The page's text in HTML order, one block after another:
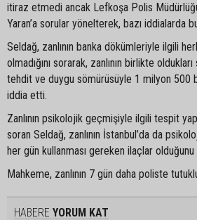
itiraz etmedi ancak Lefkoşa Polis
Yaran’a sorular yönelterek, bazı iddialarda
Seldağ, zanlının banka dökümleriyle ilgili
olmadığını sorarak, zanlının birlikte
tehdit ve duygu sömürüsüyle 1 milyon 500
iddia etti.
Zanlının psikolojik geçmişiyle ilgili tespit
soran Seldağ, zanlının İstanbul’da da
her gün kullanması gereken ilaçlar
Mahkeme, zanlının 7 gün daha poliste
HABERE YORUM KAT